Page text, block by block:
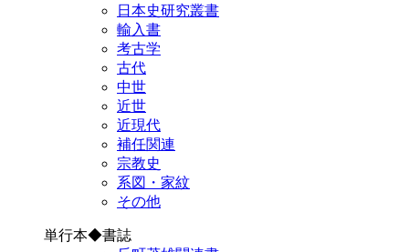
日本史研究叢書
輸入書
考古学
古代
中世
近世
近現代
補任関連
宗教史
系図・家紋
その他
単行本◆書誌